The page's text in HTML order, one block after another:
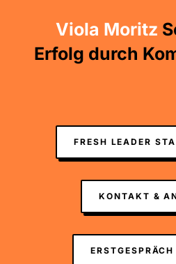
Viola Moritz
Erfolg durch
FRESH LEADER
KONTAKT &